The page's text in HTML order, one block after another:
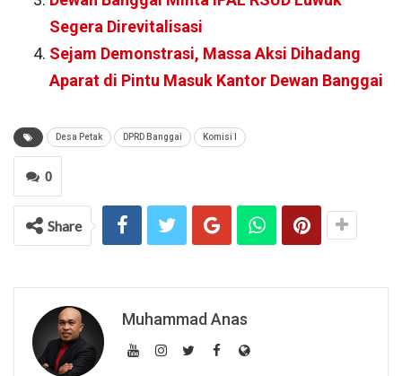
Segera Direvitalisasi
Sejam Demonstrasi, Massa Aksi Dihadang
Aparat di Pintu Masuk Kantor Dewan Banggai
Desa Petak DPRD Banggai Komisi I
0
Share
Muhammad Anas